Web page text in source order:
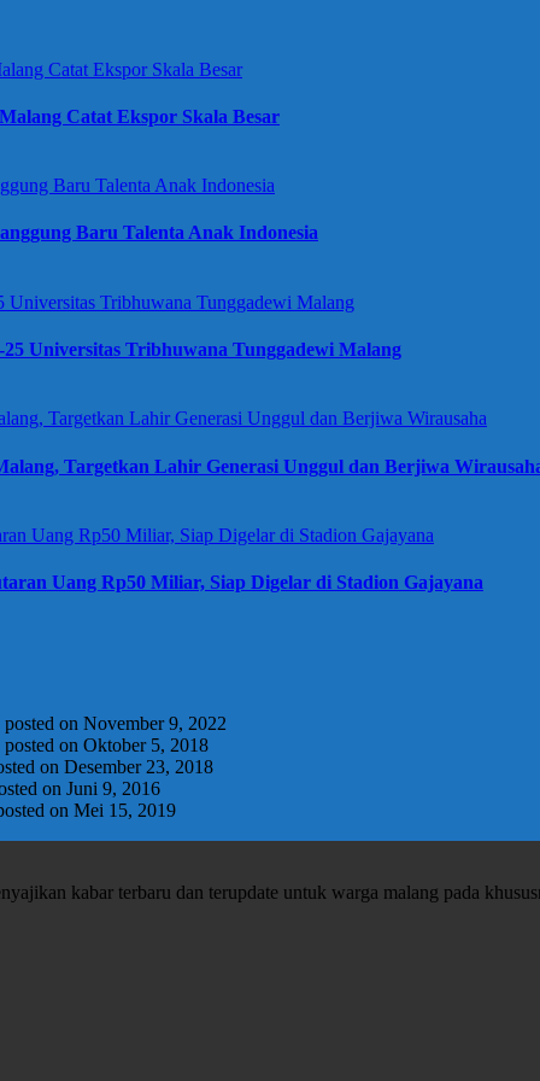
Catat Ekspor Skala Besar
Baru Talenta Anak Indonesia
Universitas Tribhuwana Tunggadewi Malang
Targetkan Lahir Generasi Unggul dan Berjiwa
Uang Rp50 Miliar, Siap Digelar di Stadion Gajayana
posted on November 9, 2022
posted on Oktober 5, 2018
on Desember 23, 2018
on Juni 9, 2016
on Mei 15, 2019
kabar terbaru dan terupdate untuk warga malang pada